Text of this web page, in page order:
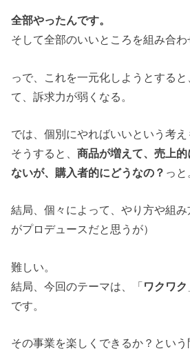
全部やったんです。
そして全部のいいところを組み合わ
っで、これを一元化しようとする
て、訴求力が弱くなる。
では、個別にやればいいという考え
そうすると、商品が増えて、売上
ないが、購入者的にどうなの？ っと
結局、個々によって、やり方や組
がプロデュースだと思うが）
難しい。
結局、今回のテーマは、「ワクワク
です。
その事業を楽しくできるか？という